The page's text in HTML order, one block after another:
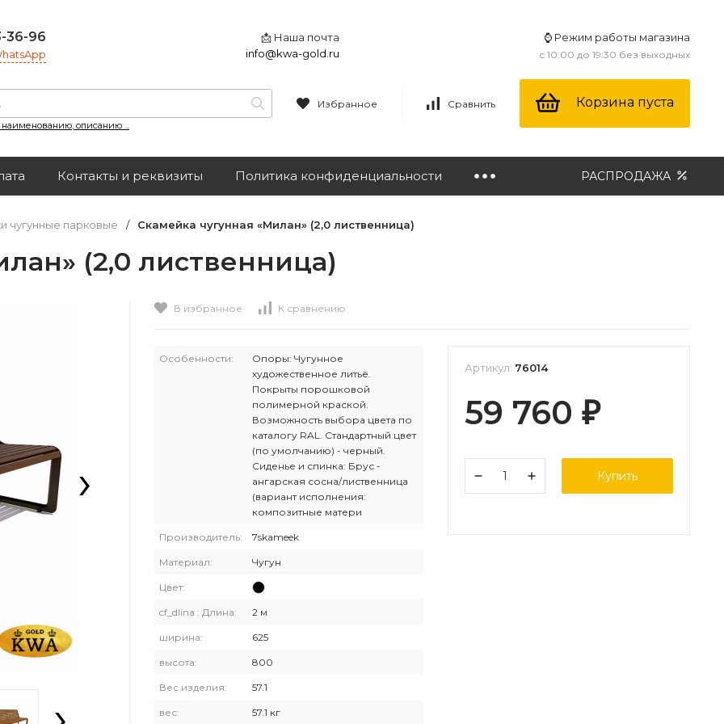
36-96
📩 Наша почта
info@kwa-gold.ru
⌚ Режим работы магазина
с 10:00 до 19:30 без выходных
наименованию, описанию ...
Избранное Сравнить Корзина пуста
Контакты и реквизиты Политика конфиденциальности РАСПРОДАЖА
чугунные парковые / Скамейка чугунная «Милан» (2,0 лиственница)
(2,0 лиственница)
›
В избранное К сравнению
Особенности:
Опоры: Чугунное
художественное литьё.
Покрыты порошковой
полимерной краской.
Возможность выбора цвета по
каталогу RAL. Стандартный цвет
(по умолчанию) - черный.
Сиденье и спинка: Брус -
ангарская сосна/лиственница
(вариант исполнения:
композитные матери
Производитель: 7skameek
Материал: Чугун
Цвет:
cf_dlina : Длина: 2 м
ширина: 625
высота: 800
Вес изделия: 57.1
вес: 57.1 кг
Артикул: 76014
59 760 ₽
Купить